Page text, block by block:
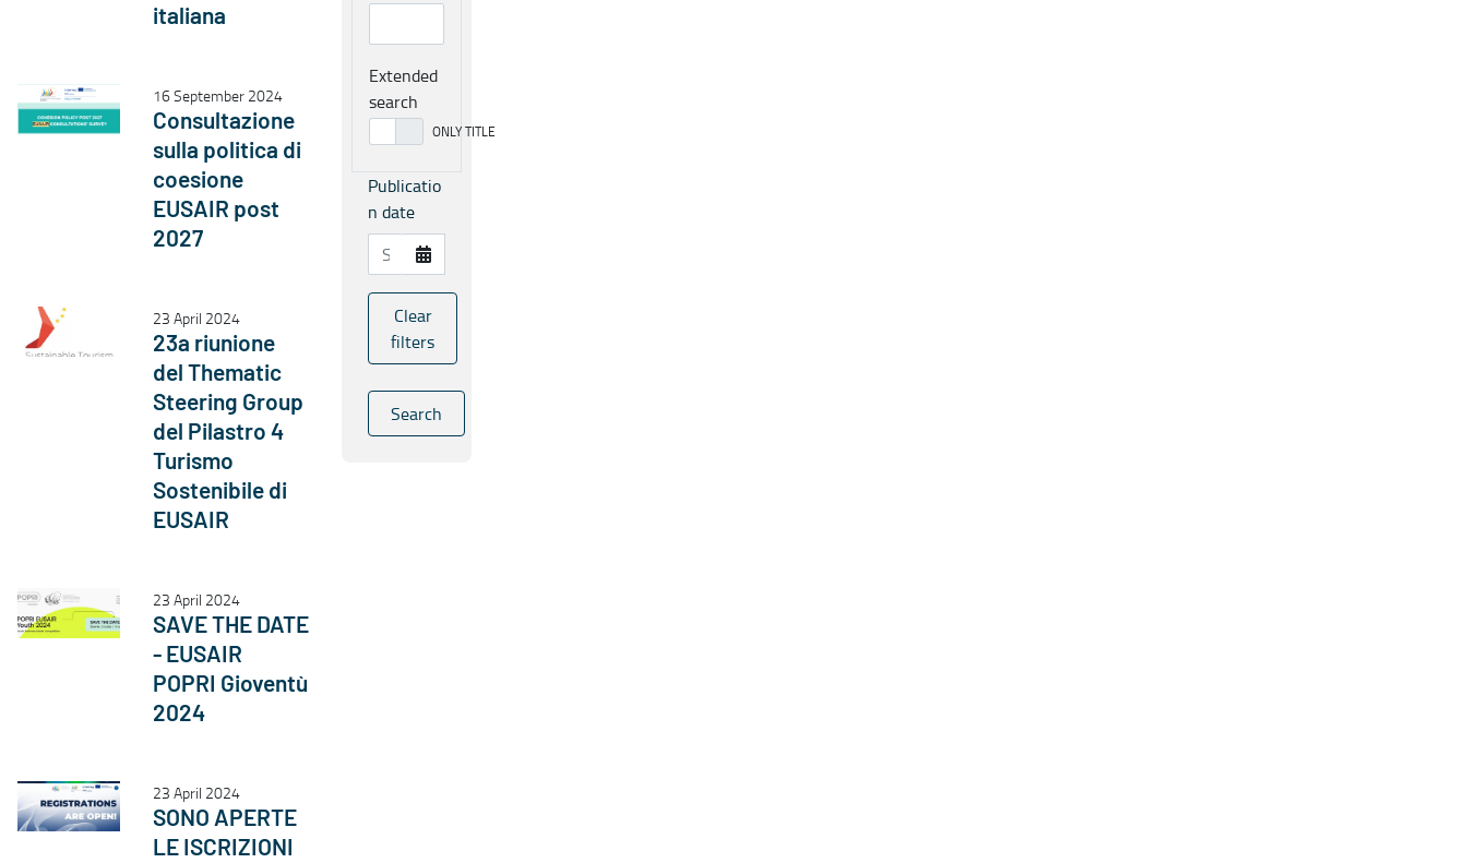
italiana
16 September 2024
Consultazione
sulla politica di
coesione
EUSAIR post
2027
23 April 2024
23a riunione
del Thematic
Steering Group
del Pilastro 4
Turismo
Sostenibile di
EUSAIR
23 April 2024
SAVE THE DATE
- EUSAIR
POPRI Gioventù
2024
23 April 2024
SONO APERTE
LE ISCRIZIONI
Extended
search
Publicatio
n date
Clear
filters
Search